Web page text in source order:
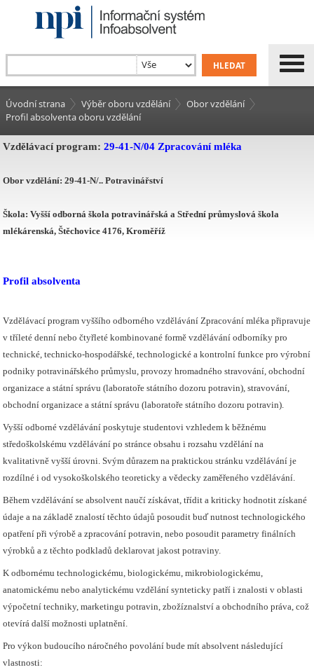
Úvodní strana Výběr oboru vzdělání
Obor vzdělání
Profil absolventa oboru vzdělání
Vzdělávací program: 29-41-N/04 Zpracování mléka
Obor vzdělání: 29-41-N/.. Potravinářství
Škola: Vyšší odborná škola potravinářská a Střední průmyslová škola
mlékárenská, Štěchovice 4176, Kroměříž
Profil absolventa
Vzdělávací program vyššího odborného vzdělávání Zpracování mléka připravuje
v tříleté denní nebo čtyřleté kombinované formě vzdělávání odborníky pro
technické, technicko-hospodářské, technologické a kontrolní funkce pro výrobní
podniky potravinářského průmyslu, provozy hromadného stravování, obchodní
organizace a státní správu (laboratoře státního dozoru potravin), stravování,
obchodní organizace a státní správu (laboratoře státního dozoru potravin).
Vyšší odborné vzdělávání poskytuje studentovi vzhledem k běžnému
středoškolskému vzdělávání po stránce obsahu i rozsahu vzdělání na
kvalitativně vyšší úrovni. Svým důrazem na praktickou stránku vzdělávání je
rozdílné i od vysokoškolského teoreticky a vědecky zaměřeného vzdělávání.
Během vzdělávání se absolvent naučí získávat, třídit a kriticky hodnotit získané
údaje a na základě znalostí těchto údajů posoudit buď nutnost technologického
opatření při výrobě a zpracování potravin, nebo posoudit parametry finálních
výrobků a z těchto podkladů deklarovat jakost potraviny.
K odbornému technologickému, biologickému, mikrobiologickému,
anatomickému nebo analytickému vzdělání synteticky patří i znalosti v oblasti
výpočetní techniky, marketingu potravin, zbožíznalství a obchodního práva, což
otevírá další možnosti uplatnění.
Pro výkon budoucího náročného povolání bude mít absolvent následující
vlastnosti: